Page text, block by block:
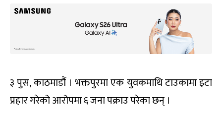
३ पुस, काठमाडौं । भक्तपुरमा एक युवकमाथि टाउकामा इटा
प्रहार गरेको आरोपमा ६ जना पक्राउ परेका छन् ।